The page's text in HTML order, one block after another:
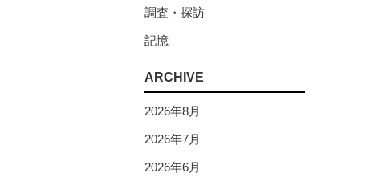
調査・探訪
記憶
ARCHIVE
2026年8月
2026年7月
2026年6月